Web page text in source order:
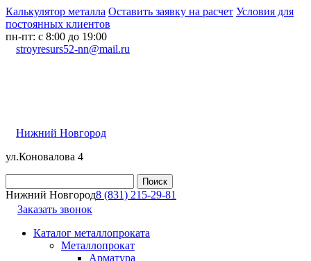
Калькулятор металла Оставить заявку на расчет Условия для
постоянных клиентов
пн-пт: с 8:00 до 19:00
stroyresurs52-nn@mail.ru
Нижний Новгород
ул.Коновалова 4
Нижний Новгород8 (831) 215-29-81
Заказать звонок
Каталог металлопроката
Металлопрокат
Арматура